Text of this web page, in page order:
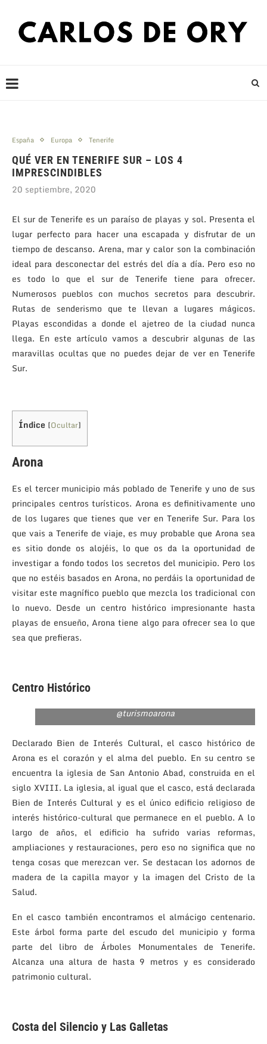
España Europa Tenerife
QUÉ VER EN TENERIFE SUR – LOS 4
IMPRESCINDIBLES
20 septiembre, 2020
El sur de Tenerife es un paraíso de playas y sol. Presenta el
lugar perfecto para hacer una escapada y disfrutar de un
tiempo de descanso. Arena, mar y calor son la combinación
ideal para desconectar del estrés del día a día. Pero eso no
es todo lo que el sur de Tenerife tiene para ofrecer.
Numerosos pueblos con muchos secretos para descubrir.
Rutas de senderismo que te llevan a lugares mágicos.
Playas escondidas a donde el ajetreo de la ciudad nunca
llega. En este artículo vamos a descubrir algunas de las
maravillas ocultas que no puedes dejar de ver en Tenerife
Sur.
Índice [Ocultar]
Arona
Es el tercer municipio más poblado de Tenerife y uno de sus
principales centros turísticos. Arona es definitivamente uno
de los lugares que tienes que ver en Tenerife Sur. Para los
que vais a Tenerife de viaje, es muy probable que Arona sea
es sitio donde os alojéis, lo que os da la oportunidad de
investigar a fondo todos los secretos del municipio. Pero los
que no estéis basados en Arona, no perdáis la oportunidad de
visitar este magnífico pueblo que mezcla los tradicional con
lo nuevo. Desde un centro histórico impresionante hasta
playas de ensueño, Arona tiene algo para ofrecer sea lo que
sea que prefieras.
Centro Histórico
@turismoarona
Declarado Bien de Interés Cultural, el casco histórico de
Arona es el corazón y el alma del pueblo. En su centro se
encuentra la iglesia de San Antonio Abad, construida en el
siglo XVIII. La iglesia, al igual que el casco, está declarada
Bien de Interés Cultural y es el único edificio religioso de
interés histórico-cultural que permanece en el pueblo. A lo
largo de años, el edificio ha sufrido varias reformas,
ampliaciones y restauraciones, pero eso no significa que no
tenga cosas que merezcan ver. Se destacan los adornos de
madera de la capilla mayor y la imagen del Cristo de la
Salud.
En el casco también encontramos el almácigo centenario.
Este árbol forma parte del escudo del municipio y forma
parte del libro de Árboles Monumentales de Tenerife.
Alcanza una altura de hasta 9 metros y es considerado
patrimonio cultural.
Costa del Silencio y Las Galletas